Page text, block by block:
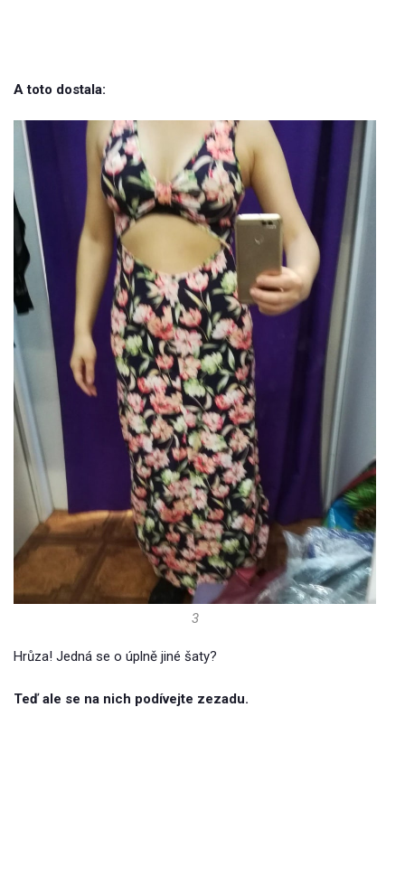
A toto dostala:
3
Hrůza! Jedná se o úplně jiné šaty?
Teď ale se na nich podívejte zezadu.